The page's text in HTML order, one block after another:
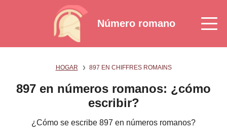
Número romano
HOGAR 897 EN CHIFFRES ROMAINS
897 en números romanos: ¿cómo
escribir?
¿Cómo se escribe 897 en números romanos?